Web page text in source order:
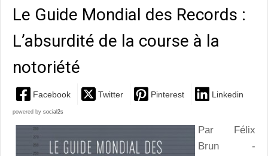
Le Guide Mondial des Records :
L’absurdité de la course à la
notoriété
Facebook Twitter Pinterest Linkedin
powered by social2s
Par Félix
Brun -